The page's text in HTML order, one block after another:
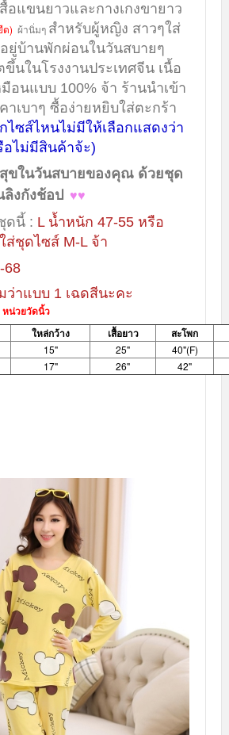
อแขนยาวและกางเกงขายาว
ด) ผ้านิ่มๆ สำหรับผู้หญิง สาวๆใส่
ยู่บ้านพักผ่อนในวันสบายๆ
นในโรงงานประเทศจีน เนื้อ
อนแบบ 100% จ้า ร้านนำเข้า
าเบาๆ ซื้อง่ายหยิบใส่ตะกร้า
ไซส์ไหนไม่มีให้เลือกแสดงว่า
ไม่มีสินค้าจ้ะ)
ขในวันสบายของคุณ ด้วยชุด
งกังช้อป ♥♥
ดนี้ : L น้ำหนัก 47-55 หรือ
ส่ชุดไซส์ M-L จ้า
68
ว่าแบบ 1 เฉดสีนะคะ
หน่วยวัดนิ้ว
ใหล่กว้าง เสื้อยาว
สะโพก
15" 25"
40"(F)
17" 26" 42"